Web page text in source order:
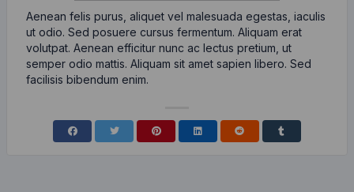
Aenean felis purus, aliquet vel malesuada egestas, iaculis
ut odio. Sed posuere cursus fermentum. Aliquam erat
volutpat. Aenean efficitur nunc ac lectus pretium, ut
semper odio mattis. Aliquam sit amet sapien libero. Sed
facilisis bibendum enim.